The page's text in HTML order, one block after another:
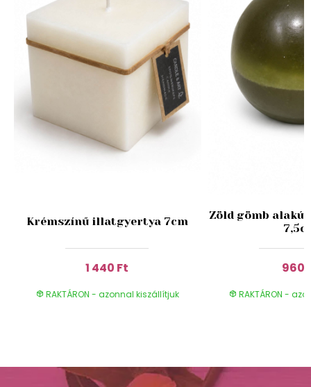
Krémszínű illatgyertya 7cm
1 440 Ft
RAKTÁRON - azonnal kiszállítjuk
Zöld gömb
960
RAKTÁRON -